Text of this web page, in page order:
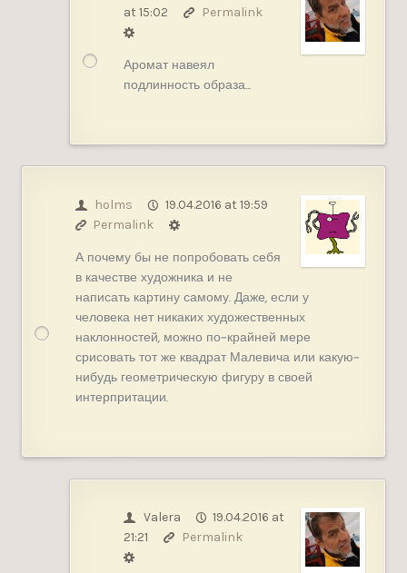
at 15:02 Permalink
Аромат навеял
подлинность образа…
holms
19.04.2016 at 19:59
Permalink
А почему бы не попробовать себя
в качестве художника и не
написать картину самому. Даже, если у
человека нет никаких художественных
наклонностей, можно по-крайней мере
срисовать тот же квадрат Малевича или какую-
нибудь геометрическую фигуру в своей
интерпритации.
Valera
19.04.2016 at
21:21
Permalink